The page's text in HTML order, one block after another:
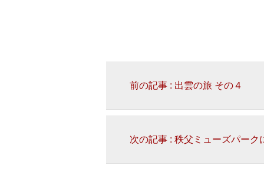
前の記事 : 出雲の旅 その４
次の記事 : 秩父ミューズパー